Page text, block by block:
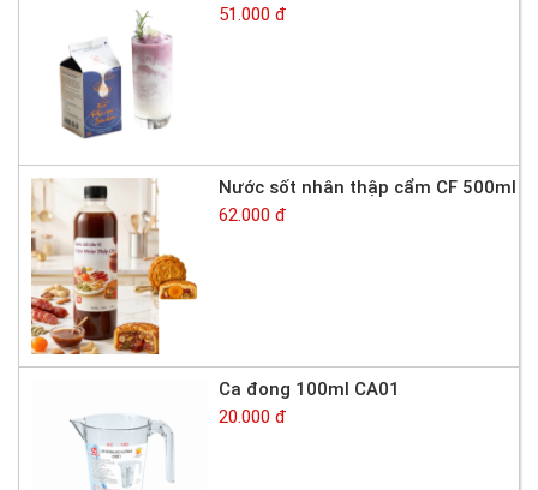
51.000 đ
Nước sốt nhân thập cẩm CF 500ml
62.000 đ
Ca đong 100ml CA01
20.000 đ